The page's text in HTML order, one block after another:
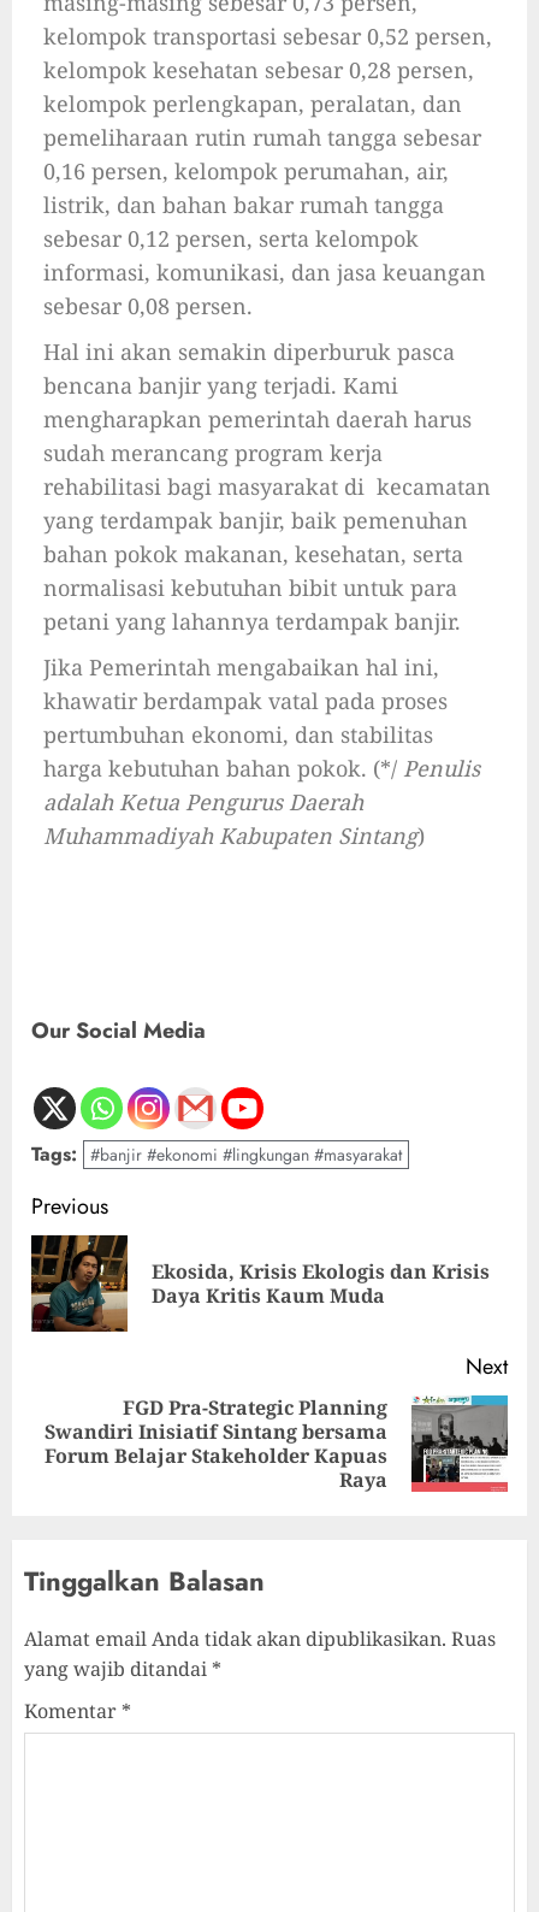
kelompok transportasi sebesar 0,52 persen,
kelompok kesehatan sebesar 0,28 persen,
kelompok perlengkapan, peralatan, dan
pemeliharaan rutin rumah tangga sebesar
0,16 persen, kelompok perumahan, air,
listrik, dan bahan bakar rumah tangga
sebesar 0,12 persen, serta kelompok
informasi, komunikasi, dan jasa keuangan
sebesar 0,08 persen.
Hal ini akan semakin diperburuk pasca
bencana banjir yang terjadi. Kami
mengharapkan pemerintah daerah harus
sudah merancang program kerja
rehabilitasi bagi masyarakat di kecamatan
yang terdampak banjir, baik pemenuhan
bahan pokok makanan, kesehatan, serta
normalisasi kebutuhan bibit untuk para
petani yang lahannya terdampak banjir.
Jika Pemerintah mengabaikan hal ini,
khawatir berdampak vatal pada proses
pertumbuhan ekonomi, dan stabilitas
harga kebutuhan bahan pokok. (*/ Penulis
adalah Ketua Pengurus Daerah
Muhammadiyah Kabupaten Sintang)
Our Social Media
Tags: #banjir #ekonomi #lingkungan #masyarakat
Previous
Ekosida, Krisis Ekologis dan Krisis
Daya Kritis Kaum Muda
Next
FGD Pra-Strategic Planning
Swandiri Inisiatif Sintang bersama
Forum Belajar Stakeholder Kapuas
Raya
Tinggalkan Balasan
Alamat email Anda tidak akan dipublikasikan. Ruas
yang wajib ditandai *
Komentar *